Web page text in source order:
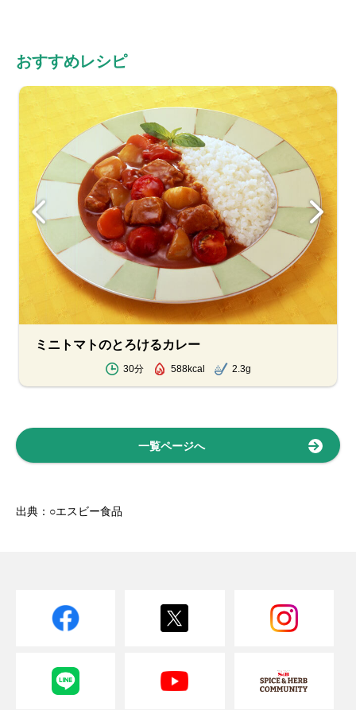
おすすめレシピ
ミニトマトのとろけるカレー
30分 588kcal 2.3g
一覧ページへ
出典：○エスビー食品